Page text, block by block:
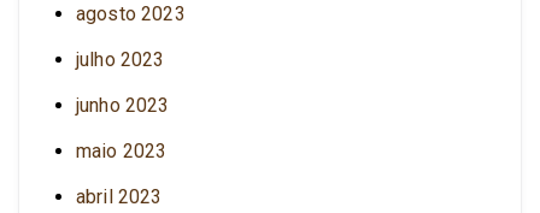
agosto 2023
julho 2023
junho 2023
maio 2023
abril 2023